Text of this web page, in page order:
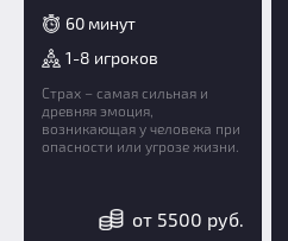
60 минут
1-8 игроков
Страх – самая сильная и
древняя эмоция,
возникающая у человека при
опасности или угрозе жизни.
от 5500 руб.